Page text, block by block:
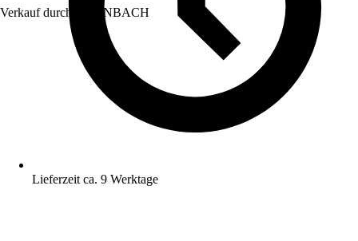
Verkauf durch: HORNBACH
Lieferzeit ca. 9 Werktage